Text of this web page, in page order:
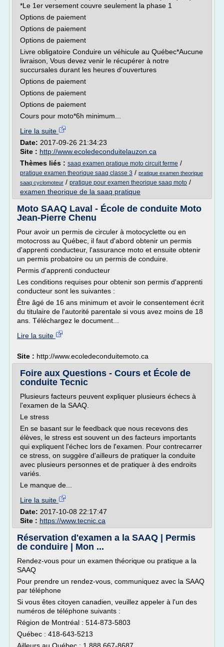
*Le 1er versement couvre seulement la phase 1
Options de paiement
Options de paiement
Options de paiement
Livre obligatoire Conduire un véhicule au Québec*Aucune
livraison, Vous devez venir le récupérer à notre
succursales durant les heures d'ouvertures
Options de paiement
Options de paiement
Options de paiement
Cours pour moto*6h minimum...
Lire la suite
Date: 2017-09-26 21:34:23
Site : http://www.ecoledeconduitelauzon.ca
Thèmes liés : saaq examen pratique moto circuit ferme /
pratique examen theorique saaq classe 3 / pratique examen theorique
saaq cyclomoteur / pratique pour examen theorique saaq moto /
examen theorique de la saaq pratique
Moto SAAQ Laval - École de conduite Moto
Jean-Pierre Chenu
Pour avoir un permis de circuler à motocyclette ou en
motocross au Québec, il faut d'abord obtenir un permis
d'apprenti conducteur, l'assurance moto et ensuite obtenir
un permis probatoire ou un permis de conduire.
Permis d'apprenti conducteur
Les conditions requises pour obtenir son permis d'apprenti
conducteur sont les suivantes :
Être âgé de 16 ans minimum et avoir le consentement écrit
du titulaire de l'autorité parentale si vous avez moins de 18
ans. Téléchargez le document...
Lire la suite
Site : http://www.ecoledeconduitemoto.ca
Foire aux Questions - Cours et École de
conduite Tecnic
Plusieurs facteurs peuvent expliquer plusieurs échecs à
l'examen de la SAAQ.
Le stress
En se basant sur le feedback que nous recevons des
élèves, le stress est souvent un des facteurs importants
qui expliquent l'échec lors de l'examen. Pour contrecarrer
ce stress, on suggère d'ailleurs de pratiquer la conduite
avec plusieurs personnes et de pratiquer à des endroits
variés.
Le manque de...
Lire la suite
Date: 2017-10-08 22:17:47
Site : https://www.tecnic.ca
Réservation d'examen a la SAAQ | Permis
de conduire | Mon ...
Rendez-vous pour un examen théorique ou pratique a la
SAAQ
Pour prendre un rendez-vous, communiquez avec la SAAQ
par téléphone
Si vous êtes citoyen canadien, veuillez appeler à l'un des
numéros de téléphone suivants :
Région de Montréal : 514-873-5803
Québec : 418-643-5213